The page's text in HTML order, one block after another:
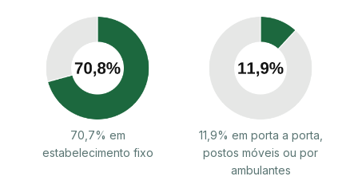
70,7% em
estabelecimento fixo
11,9% em porta a porta,
postos móveis ou por
ambulantes